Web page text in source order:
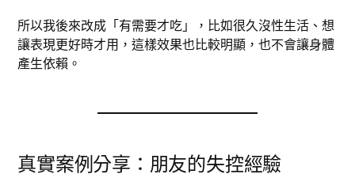
所以我後來改成「有需要才吃」，比如很久沒性生活、想
讓表現更好時才用，這樣效果也比較明顯，也不會讓身體
產生依賴。
真實案例分享：朋友的失控經驗